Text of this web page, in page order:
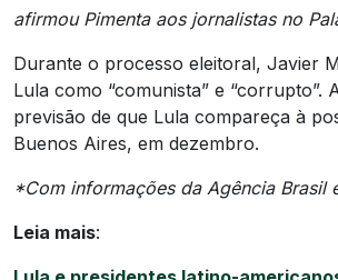
afirmou Pimenta aos jornalistas no
Durante o processo eleitoral, Javier
Lula como “comunista” e “corrupto”.
previsão de que Lula compareça à
Buenos Aires, em dezembro.
*Com informações da Agência Brasil
Leia mais: